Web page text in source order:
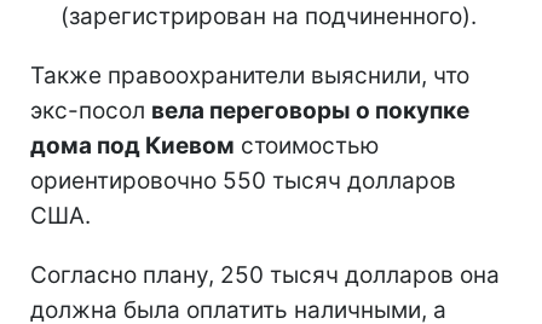
(зарегистрирован на подчиненного).
Также правоохранители выяснили, что
экс-посол вела переговоры о покупке
дома под Киевом стоимостью
ориентировочно 550 тысяч долларов
США.
Согласно плану, 250 тысяч долларов она
должна была оплатить наличными, а